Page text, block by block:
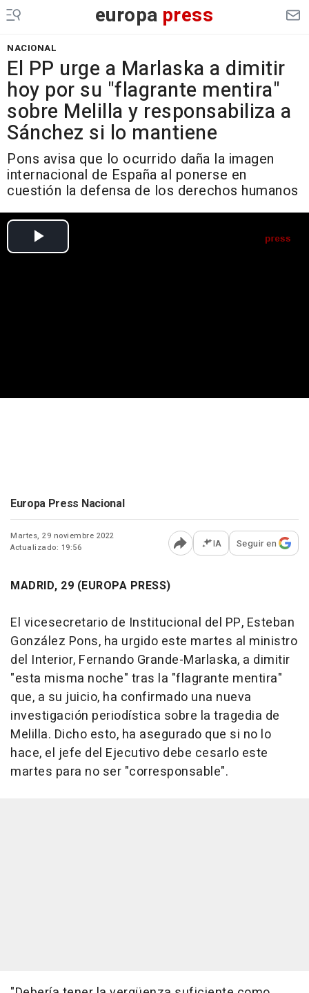
europa press
NACIONAL
El PP urge a Marlaska a dimitir
hoy por su "flagrante mentira"
sobre Melilla y responsabiliza a
Sánchez si lo mantiene
Pons avisa que lo ocurrido daña la imagen
internacional de España al ponerse en
cuestión la defensa de los derechos humanos
Europa Press Nacional
Martes, 29 noviembre 2022
Actualizado: 19:56
Abrir opciones para
IA Seguir en
MADRID, 29 (EUROPA PRESS)
El vicesecretario de Institucional del PP, Esteban
González Pons, ha urgido este martes al ministro
del Interior, Fernando Grande-Marlaska, a dimitir
"esta misma noche" tras la "flagrante mentira"
que, a su juicio, ha confirmado una nueva
investigación periodística sobre la tragedia de
Melilla. Dicho esto, ha asegurado que si no lo
hace, el jefe del Ejecutivo debe cesarlo este
martes para no ser "corresponsable".